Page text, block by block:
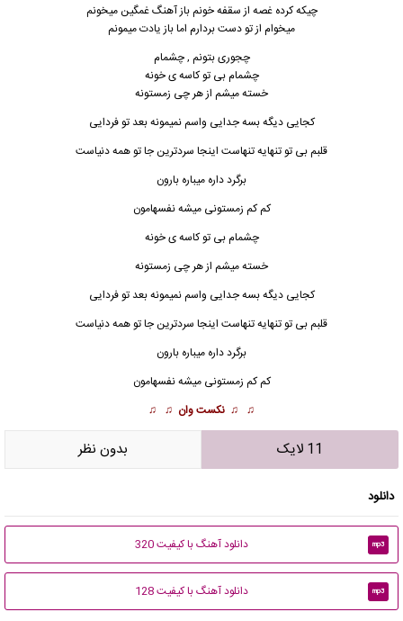
چیکه کرده غصه از سقفه خونم باز آهنگ غمگین میخونم
میخوام از تو دست بردارم اما باز یادت میمونم
چجوری بتونم , چشمام
چشمام بی تو کاسه ی خونه
خسته میشم از هر چی زمستونه
کجایی دیگه بسه جدایی واسم نمیمونه بعد تو فردایی
قلبم بی تو تنهایه تنهاست اینجا سردترین جا تو همه دنیاست
برگرد داره میباره بارون
کم کم زمستونی میشه نفسهامون
چشمام بی تو کاسه ی خونه
خسته میشم از هر چی زمستونه
کجایی دیگه بسه جدایی واسم نمیمونه بعد تو فردایی
قلبم بی تو تنهایه تنهاست اینجا سردترین جا تو همه دنیاست
برگرد داره میباره بارون
کم کم زمستونی میشه نفسهامون
♫ ♫ نکست وان ♫ ♫
11 لایک بدون نظر
دانلود
mp3 دانلود آهنگ با کیفیت 320
mp3 دانلود آهنگ با کیفیت 128